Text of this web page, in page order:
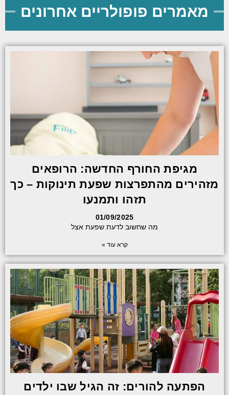
מאמרים פופולריים אחרונים
מגיפת החורף החדשה: הרופאים
מזהירים מהתפרצות שפעת תינוקות – כך
תזהו ותמנעו
01/09/2025
מה שחשוב לדעת שפעת אצל
קרא עוד »
הפתעה להורים: זה הגיל שבו ילדים